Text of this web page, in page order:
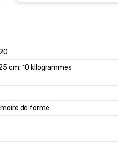
cm; 10 kilogrammes
de forme